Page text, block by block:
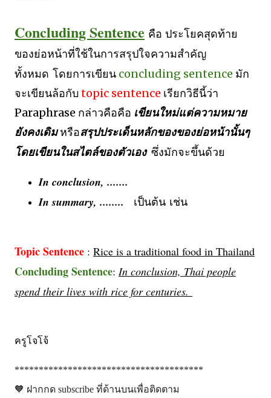
Concluding Sentence คือ ประโยคสุดท้าย
ของย่อหน้าที่ใช้ในการสรุปใจความสำคัญ
ทั้งหมด โดยการเขียน concluding sentence มัก
จะเขียนล้อกับtopic sentence เรียกวิธีนี้ว่า
Paraphrase กล่าวคือคือ เขียนใหม่แต่ความหมาย
ยังคงเดิมหรือสรุปประเด็นหลักของของย่อหน้านั้นๆ
โดยเขียนในสไตล์ของตัวเอง ซึ่งมักจะขึ้นด้วย
In conclusion, .......
In summary, ........ เป็นต้น เช่น
Topic Sentence : Rice is a traditional food in Thailand
Concluding Sentence: In conclusion, Thai people
spend their lives with rice for centuries.
ครูโจโจ้
***************************************
🧡 ฝากกด subscribe ที่ด้านบนเพื่อติดตาม